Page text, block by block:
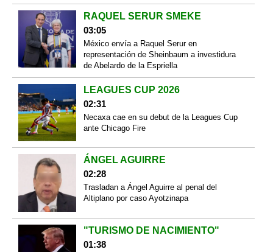
RAQUEL SERUR SMEKE
03:05
México envía a Raquel Serur en
representación de Sheinbaum a investidura
de Abelardo de la Espriella
LEAGUES CUP 2026
02:31
Necaxa cae en su debut de la Leagues Cup
ante Chicago Fire
ÁNGEL AGUIRRE
02:28
Trasladan a Ángel Aguirre al penal del
Altiplano por caso Ayotzinapa
"TURISMO DE NACIMIENTO"
01:38